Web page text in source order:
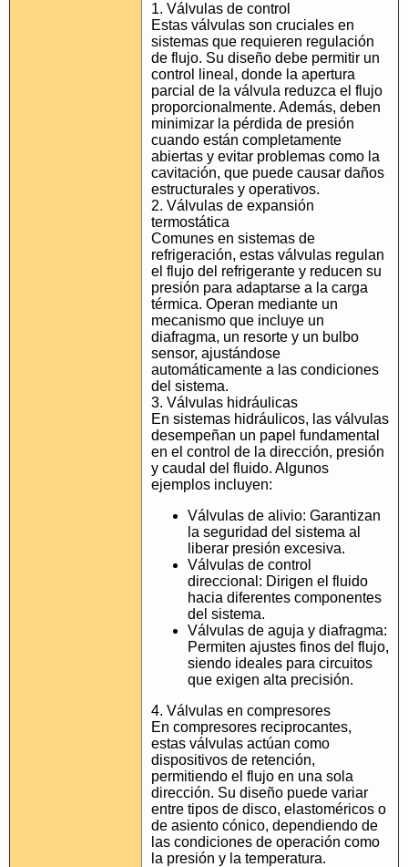
1. Válvulas de control
Estas válvulas son cruciales en
sistemas que requieren regulación
de flujo. Su diseño debe permitir un
control lineal, donde la apertura
parcial de la válvula reduzca el flujo
proporcionalmente. Además, deben
minimizar la pérdida de presión
cuando están completamente
abiertas y evitar problemas como la
cavitación, que puede causar daños
estructurales y operativos.
2. Válvulas de expansión
termostática
Comunes en sistemas de
refrigeración, estas válvulas regulan
el flujo del refrigerante y reducen su
presión para adaptarse a la carga
térmica. Operan mediante un
mecanismo que incluye un
diafragma, un resorte y un bulbo
sensor, ajustándose
automáticamente a las condiciones
del sistema.
3. Válvulas hidráulicas
En sistemas hidráulicos, las válvulas
desempeñan un papel fundamental
en el control de la dirección, presión
y caudal del fluido. Algunos
ejemplos incluyen:
Válvulas de alivio: Garantizan
la seguridad del sistema al
liberar presión excesiva.
Válvulas de control
direccional: Dirigen el fluido
hacia diferentes componentes
del sistema.
Válvulas de aguja y diafragma:
Permiten ajustes finos del flujo,
siendo ideales para circuitos
que exigen alta precisión.
4. Válvulas en compresores
En compresores reciprocantes,
estas válvulas actúan como
dispositivos de retención,
permitiendo el flujo en una sola
dirección. Su diseño puede variar
entre tipos de disco, elastoméricos o
de asiento cónico, dependiendo de
las condiciones de operación como
la presión y la temperatura.